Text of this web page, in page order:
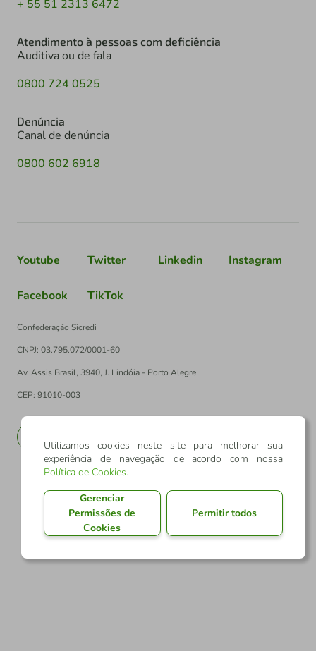
+ 55 51 2313 6472
Atendimento à pessoas com deficiência
Auditiva ou de fala
0800 724 0525
Denúncia
Canal de denúncia
0800 602 6918
Youtube Twitter Linkedin Instagram
Facebook TikTok
Confederação Sicredi
CNPJ: 03.795.072/0001-60
Av. Assis Brasil, 3940, J. Lindóia - Porto Alegre
CEP: 91010-003
Utilizamos cookies neste site para melhorar sua
experiência de navegação de acordo com nossa
Política de Cookies.
Gerenciar
Permissões de
Cookies
Permitir todos